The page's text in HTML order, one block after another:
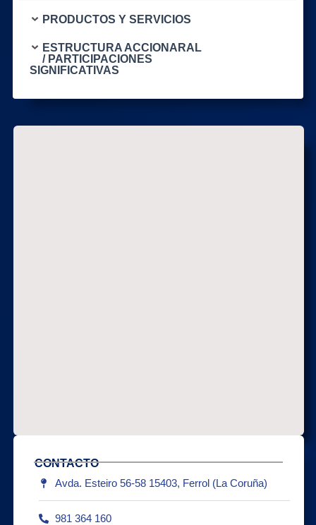
PRODUCTOS Y SERVICIOS
ESTRUCTURA ACCIONARAL
/ PARTICIPACIONES
SIGNIFICATIVAS
CONTACTO
Avda. Esteiro 56-58 15403, Ferrol (La Coruña)
981 364 160